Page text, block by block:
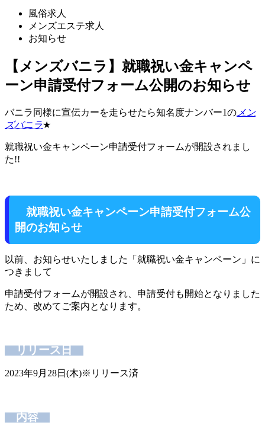
風俗求人
メンズエステ求人
お知らせ
【メンズバニラ】就職祝い金キャンペ
ーン申請受付フォーム公開のお知らせ
バニラ同様に宣伝カーを走らせたら知名度ナンバー1の メン
ズバニラ★
就職祝い金キャンペーン申請受付フォームが開設されまし
た!!
就職祝い金キャンペーン申請受付フォーム公
開のお知らせ
以前、お知らせいたしました「就職祝い金キャンペーン」に
つきまして
申請受付フォームが開設され、申請受付も開始となりました
ため、改めてご案内となります。
リリース日
2023年9月28日(木)※リリース済
内容